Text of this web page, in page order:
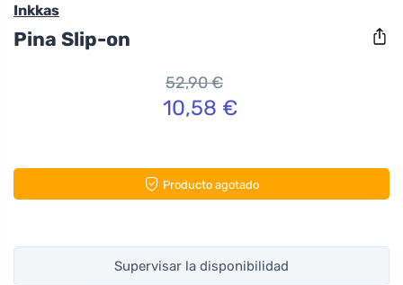
Inkkas
Pina Slip-on
52,90 €
10,58 €
Producto agotado
Supervisar la disponibilidad